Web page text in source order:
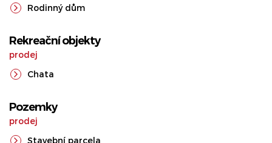
Rodinný dům
Rekreační objekty
prodej
Chata
Pozemky
prodej
Stavební parcela